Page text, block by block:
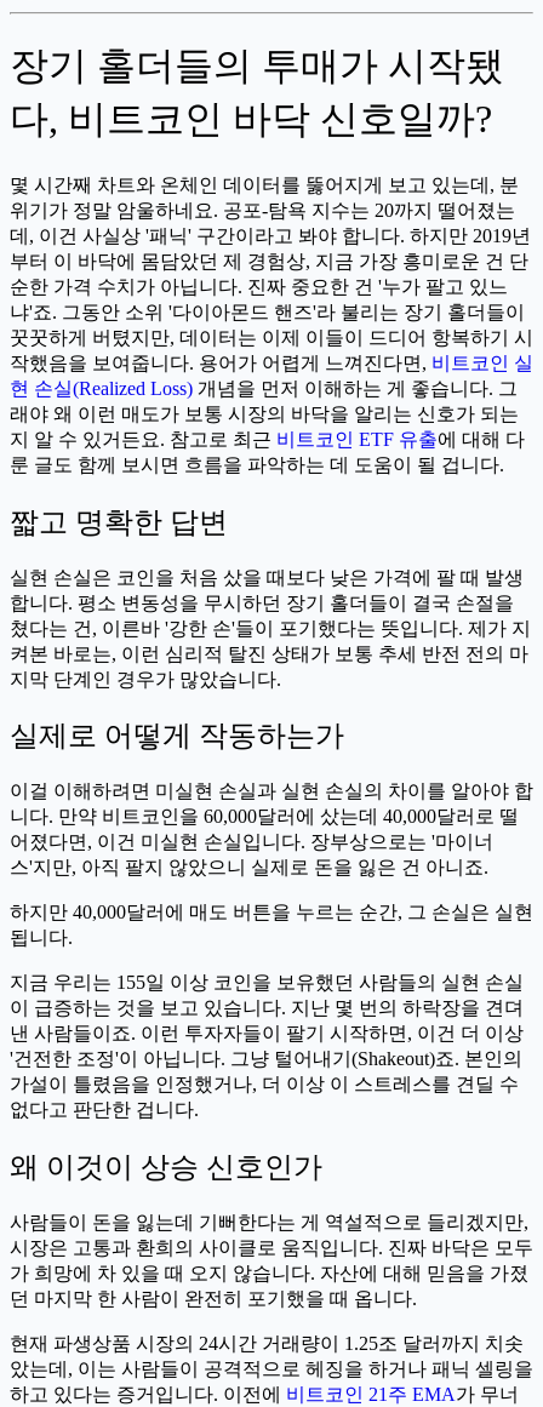
장기 홀더들의 투매가 시작됐
다, 비트코인 바닥 신호일까?
몇 시간째 차트와 온체인 데이터를 뚫어지게 보고 있는데, 분
위기가 정말 암울하네요. 공포-탐욕 지수는 20까지 떨어졌는
데, 이건 사실상 '패닉' 구간이라고 봐야 합니다. 하지만 2019년
부터 이 바닥에 몸담았던 제 경험상, 지금 가장 흥미로운 건 단
순한 가격 수치가 아닙니다. 진짜 중요한 건 '누가 팔고 있느
냐'죠. 그동안 소위 '다이아몬드 핸즈'라 불리는 장기 홀더들이
꿋꿋하게 버텼지만, 데이터는 이제 이들이 드디어 항복하기 시
작했음을 보여줍니다. 용어가 어렵게 느껴진다면, 비트코인 실
현 손실(Realized Loss) 개념을 먼저 이해하는 게 좋습니다. 그
래야 왜 이런 매도가 보통 시장의 바닥을 알리는 신호가 되는
지 알 수 있거든요. 참고로 최근 비트코인 ETF 유출에 대해 다
룬 글도 함께 보시면 흐름을 파악하는 데 도움이 될 겁니다.
짧고 명확한 답변
실현 손실은 코인을 처음 샀을 때보다 낮은 가격에 팔 때 발생
합니다. 평소 변동성을 무시하던 장기 홀더들이 결국 손절을
쳤다는 건, 이른바 '강한 손'들이 포기했다는 뜻입니다. 제가 지
켜본 바로는, 이런 심리적 탈진 상태가 보통 추세 반전 전의 마
지막 단계인 경우가 많았습니다.
실제로 어떻게 작동하는가
이걸 이해하려면 미실현 손실과 실현 손실의 차이를 알아야 합
니다. 만약 비트코인을 60,000달러에 샀는데 40,000달러로 떨
어졌다면, 이건 미실현 손실입니다. 장부상으로는 '마이너
스'지만, 아직 팔지 않았으니 실제로 돈을 잃은 건 아니죠.
하지만 40,000달러에 매도 버튼을 누르는 순간, 그 손실은 실현
됩니다.
지금 우리는 155일 이상 코인을 보유했던 사람들의 실현 손실
이 급증하는 것을 보고 있습니다. 지난 몇 번의 하락장을 견뎌
낸 사람들이죠. 이런 투자자들이 팔기 시작하면, 이건 더 이상
'건전한 조정'이 아닙니다. 그냥 털어내기(Shakeout)죠. 본인의
가설이 틀렸음을 인정했거나, 더 이상 이 스트레스를 견딜 수
없다고 판단한 겁니다.
왜 이것이 상승 신호인가
사람들이 돈을 잃는데 기뻐한다는 게 역설적으로 들리겠지만,
시장은 고통과 환희의 사이클로 움직입니다. 진짜 바닥은 모두
가 희망에 차 있을 때 오지 않습니다. 자산에 대해 믿음을 가졌
던 마지막 한 사람이 완전히 포기했을 때 옵니다.
현재 파생상품 시장의 24시간 거래량이 1.25조 달러까지 치솟
았는데, 이는 사람들이 공격적으로 헤징을 하거나 패닉 셀링을
하고 있다는 증거입니다. 이전에 비트코인 21주 EMA가 무너